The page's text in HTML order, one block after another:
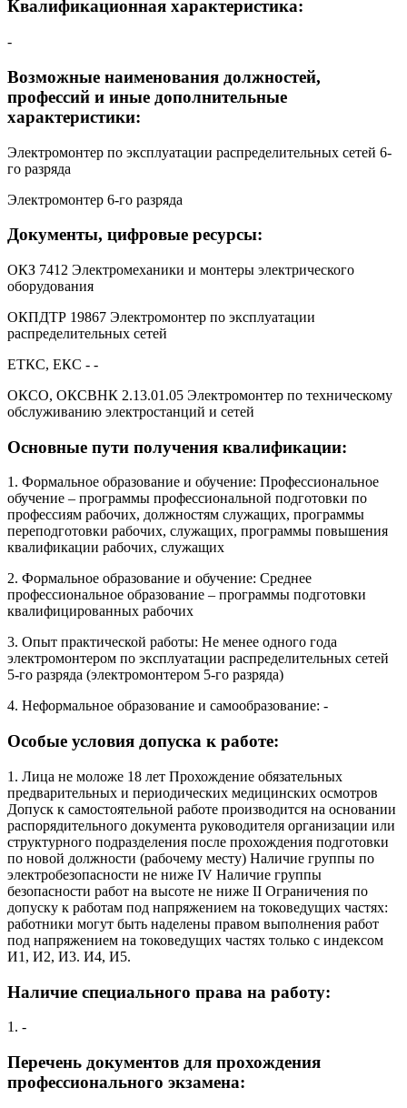
Квалификационная характеристика:
-
Возможные наименования должностей,
профессий и иные дополнительные
характеристики:
Электромонтер по эксплуатации распределительных сетей 6-
го разряда
Электромонтер 6-го разряда
Документы, цифровые ресурсы:
ОКЗ 7412 Электромеханики и монтеры электрического
оборудования
ОКПДТР 19867 Электромонтер по эксплуатации
распределительных сетей
ЕТКС, ЕКС - -
ОКСО, ОКСВНК 2.13.01.05 Электромонтер по техническому
обслуживанию электростанций и сетей
Основные пути получения квалификации:
1. Формальное образование и обучение: Профессиональное
обучение – программы профессиональной подготовки по
профессиям рабочих, должностям служащих, программы
переподготовки рабочих, служащих, программы повышения
квалификации рабочих, служащих
2. Формальное образование и обучение: Среднее
профессиональное образование – программы подготовки
квалифицированных рабочих
3. Опыт практической работы: Не менее одного года
электромонтером по эксплуатации распределительных сетей
5-го разряда (электромонтером 5-го разряда)
4. Неформальное образование и самообразование: -
Особые условия допуска к работе:
1. Лица не моложе 18 лет Прохождение обязательных
предварительных и периодических медицинских осмотров
Допуск к самостоятельной работе производится на основании
распорядительного документа руководителя организации или
структурного подразделения после прохождения подготовки
по новой должности (рабочему месту) Наличие группы по
электробезопасности не ниже IV Наличие группы
безопасности работ на высоте не ниже II Ограничения по
допуску к работам под напряжением на токоведущих частях:
работники могут быть наделены правом выполнения работ
под напряжением на токоведущих частях только с индексом
И1, И2, И3. И4, И5.
Наличие специального права на работу:
1. -
Перечень документов для прохождения
профессионального экзамена: